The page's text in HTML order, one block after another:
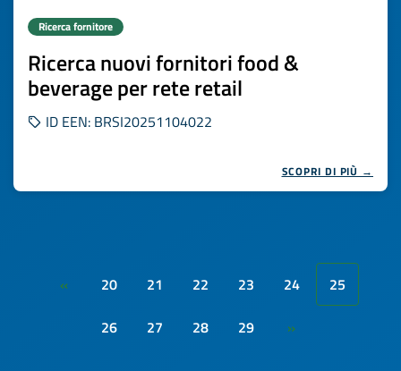
Ricerca fornitore
Ricerca nuovi fornitori food &
beverage per rete retail
ID EEN: BRSI20251104022
SCOPRI DI PIÙ →
« 20 21 22 23 24
25
26
27 28 29 »